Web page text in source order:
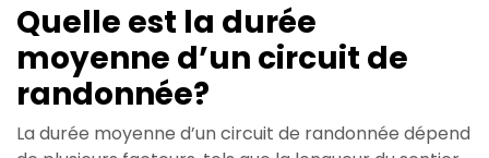
Quelle est la durée
moyenne d’un circuit de
randonnée?
La durée moyenne d’un circuit de randonnée dépend